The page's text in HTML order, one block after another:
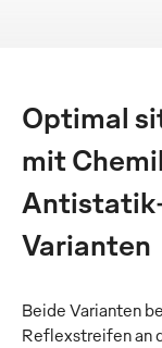
Optimal
mit
Varianten
Beide Varianten
Reflexstreifen an